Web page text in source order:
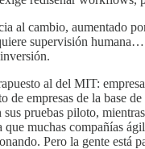
al cambio, aumentado
supervisión
al del MIT:
empresas de la base
sus pruebas piloto,
muchas compañías
Pero la gente está